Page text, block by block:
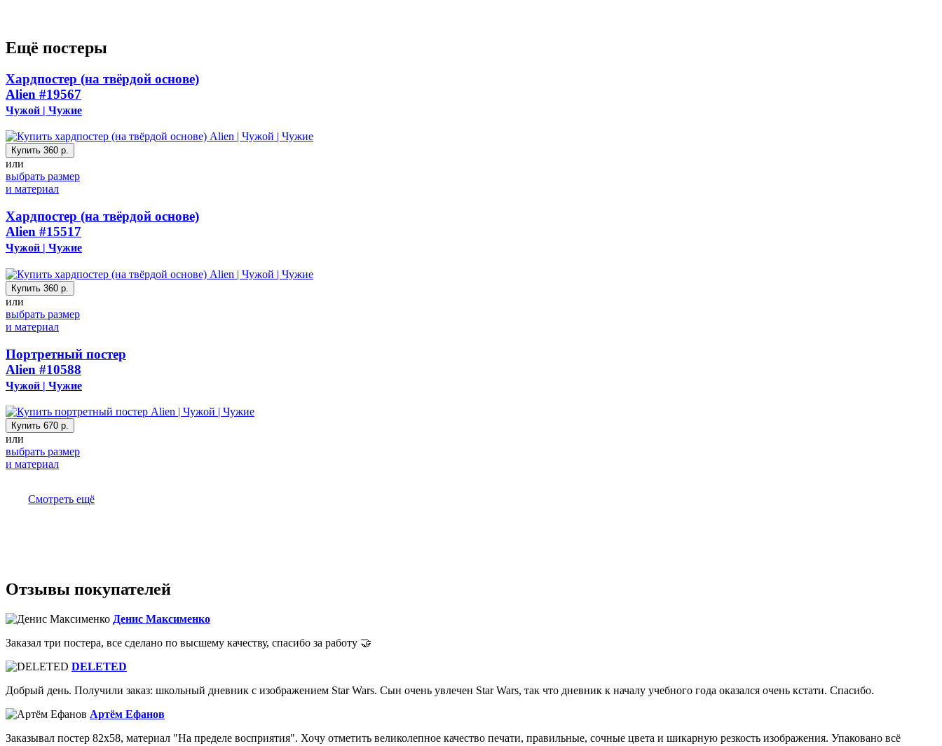
Ещё постеры
Хардпостер (на твёрдой основе)
Alien #19567
Чужой | Чужие
Купить 360 р.
или
выбрать размер
и материал
Хардпостер (на твёрдой основе)
Alien #15517
Чужой | Чужие
Купить 360 р.
или
выбрать размер
и материал
Портретный постер
Alien #10588
Чужой | Чужие
Купить 670 р.
или
выбрать размер
и материал
Смотреть ещё
Отзывы покупателей
Денис Максименко
Заказал три постера, все сделано по высшему качеству, спасибо за работу 🤝
DELETED
Добрый день. Получили заказ: школьный дневник с изображением Star Wars. Сын очень увлечен Star Wars, так что дневник к началу учебного года оказался очень кстати. Спасибо.
Артём Ефанов
Заказывал постер 82х58, материал "На пределе восприятия". Хочу отметить великолепное качество печати, правильные, сочные цвета и шикарную резкость изображения. Упаковано всё